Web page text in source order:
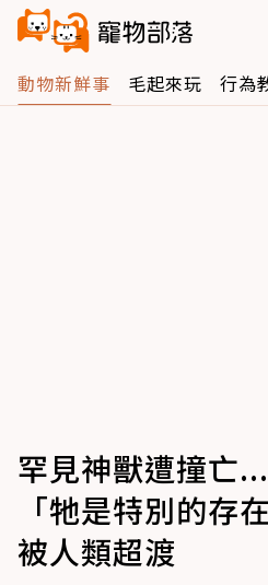
動物新鮮事 毛起來玩 行為
罕見神獸遭撞亡
「牠是特別的存
被人類超渡